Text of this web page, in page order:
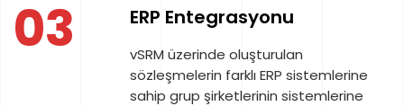
03 ERP Entegrasyonu
vSRM üzerinde oluşturulan
sözleşmelerin farklı ERP sistemlerine
sahip grup şirketlerinin sistemlerine